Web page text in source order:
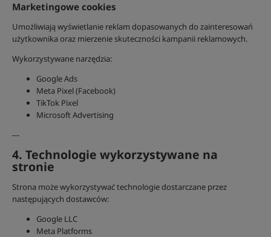
Marketingowe cookies
Umożliwiają wyświetlanie reklam dopasowanych do zainteresowań
użytkownika oraz mierzenie skuteczności kampanii reklamowych.
Wykorzystywane narzędzia:
Google Ads
Meta Pixel (Facebook)
TikTok Pixel
Microsoft Advertising
---
4. Technologie wykorzystywane na
stronie
Strona może wykorzystywać technologie dostarczane przez
następujących dostawców:
Google LLC
Meta Platforms